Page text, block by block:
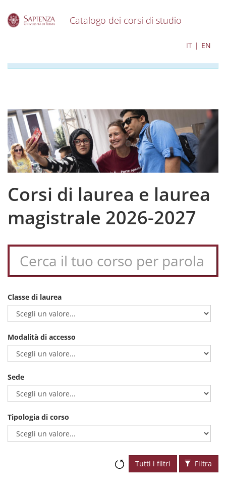
Catalogo dei corsi di studio
IT EN
I contenuti del catalogo per l'a.a. 2026-2027 sono in
Corsi di laurea e laurea
magistrale 2026-2027
Classe di laurea
Modalità di accesso
Sede
Tipologia di corso
Tutti i filtri Filtra